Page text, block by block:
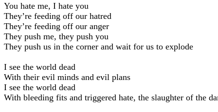
You hate me, I hate you
They’re feeding off our hatred
They’re feeding off our anger
They push me, they push you
They push us in the corner and wait for us to explode
I see the world dead
With their evil minds and evil plans
I see the world dead
With bleeding fits and triggered hate, the slaughter of the